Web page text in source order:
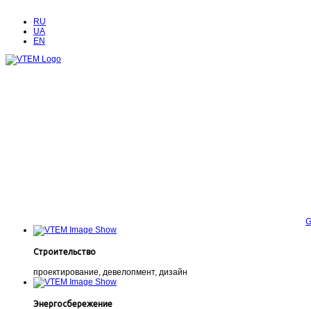
RU
UA
EN
Строительство
проектирование, девелопмент, дизайн
Энергосбережение